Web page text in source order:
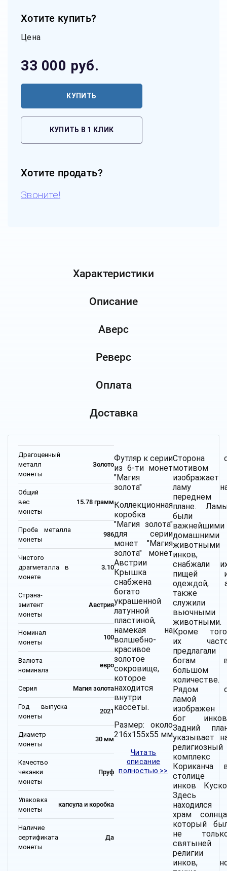
Хотите купить?
Цена
33 000 руб.
КУПИТЬ
КУПИТЬ В 1 КЛИК
Хотите продать?
Звоните!
Характеристики
Описание
Аверс
Реверс
Оплата
Доставка
Драгоценный
металл
монеты
Золото
Общий
вес
монеты
15.78 грамм
Проба металла
монеты
986
Чистого
драгметалла в
монете
3.10
Страна-
эмитент
монеты
Австрия
Номинал
монеты
100
Валюта
номинала
евро
Серия Магия золота
Год выпуска
монеты
2021
Диаметр
монеты
30 мм
Качество
чеканки
монеты
Пруф
Упаковка
монеты
капсула и коробка
Наличие
сертификата
монеты
Да
Футляр к серии
из 6-ти монет
"Магия
золота"
Коллекционная
коробка
"Магия золота"
для серии
монет "Магия
золота" монет
Австрии
Крышка
снабжена
богато
украшенной
латунной
пластиной,
намекая на
волшебно-
красивое
золотое
сокровище,
которое
находится
внутри
кассеты.
Размер: около
216x155x55 мм
Читать
описание
полностью >>
Сторона
мотивом
изображает
ламу
переднем
плане.
были
важнейшими
домашними
животными
инков,
снабжали
пищей
одеждой,
также
служили
вьючными
животными.
Кроме
их
предлагали
богам
большом
количестве.
Рядом
ламой
изображен
бог
Задний
указывает
религиозный
комплекс
Кориканча
столице
инков
Здесь
находился
храм
который
не
святыней
религии
инков,